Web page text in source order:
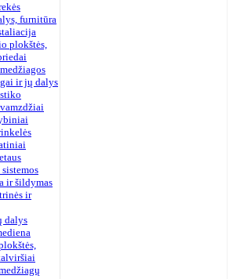
furnitūra
plokštės,
ir jų dalys
ir šildymas
ir
dalys